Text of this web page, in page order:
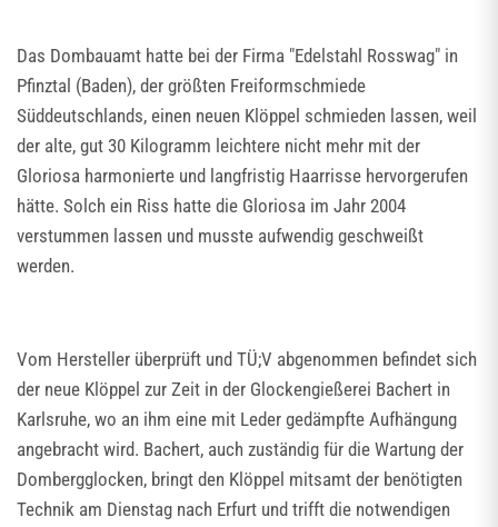
Das Dombauamt hatte bei der Firma "Edelstahl Rosswag" in
Pfinztal (Baden), der größten Freiformschmiede
Süddeutschlands, einen neuen Klöppel schmieden lassen, weil
der alte, gut 30 Kilogramm leichtere nicht mehr mit der
Gloriosa harmonierte und langfristig Haarrisse hervorgerufen
hätte. Solch ein Riss hatte die Gloriosa im Jahr 2004
verstummen lassen und musste aufwendig geschweißt
werden.
Vom Hersteller überprüft und TÜ;V abgenommen befindet sich
der neue Klöppel zur Zeit in der Glockengießerei Bachert in
Karlsruhe, wo an ihm eine mit Leder gedämpfte Aufhängung
angebracht wird. Bachert, auch zuständig für die Wartung der
Dombergglocken, bringt den Klöppel mitsamt der benötigten
Technik am Dienstag nach Erfurt und trifft die notwendigen